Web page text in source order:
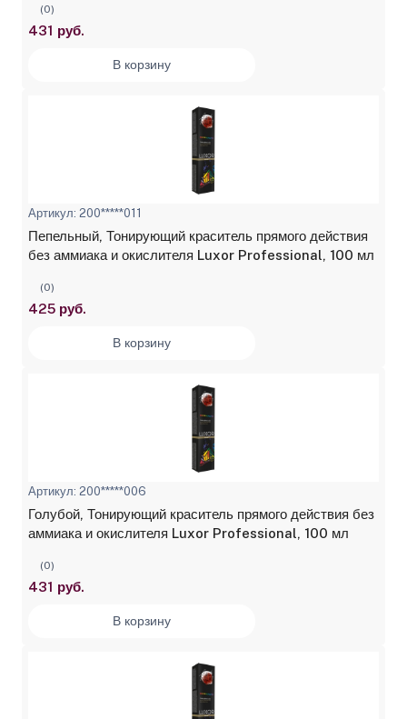
(0)
431 руб.
В корзину
Артикул: 200*****011
Пепельный, Тонирующий краситель прямого действия
без аммиака и окислителя Luxor Professional, 100 мл
(0)
425 руб.
В корзину
Артикул: 200*****006
Голубой, Тонирующий краситель прямого действия без
аммиака и окислителя Luxor Professional, 100 мл
(0)
431 руб.
В корзину